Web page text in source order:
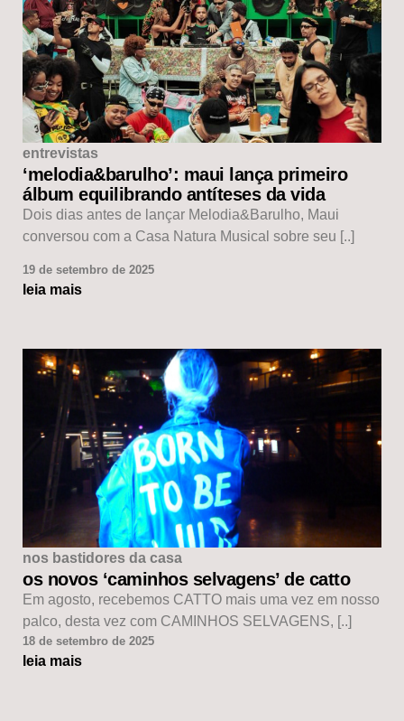
entrevistas
‘melodia&barulho’: maui lança primeiro
álbum equilibrando antíteses da vida
Dois dias antes de lançar Melodia&Barulho, Maui
conversou com a Casa Natura Musical sobre seu [..]
19 de setembro de 2025
leia mais
nos bastidores da casa
os novos ‘caminhos selvagens’ de catto
Em agosto, recebemos CATTO mais uma vez em nosso
palco, desta vez com CAMINHOS SELVAGENS, [..]
18 de setembro de 2025
leia mais